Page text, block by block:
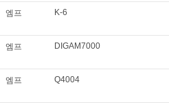
엠프 K-6
엠프 DIGAM7000
엠프 Q4004